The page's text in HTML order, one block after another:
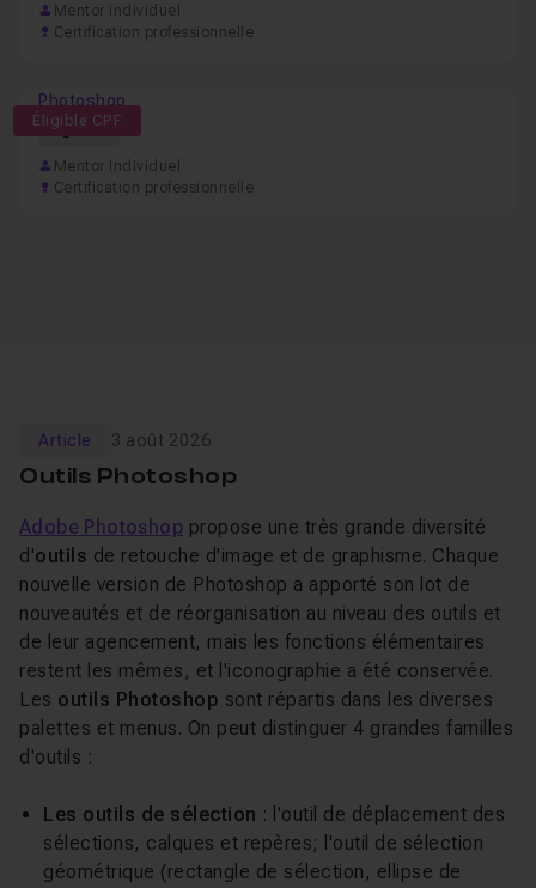
Mentor individuel
Certification professionnelle
Éligible CPF
Photoshop
57h
Mentor individuel
Certification professionnelle
Article 3 août 2026
Outils Photoshop
Adobe Photoshop propose une très grande diversité
d'outils de retouche d'image et de graphisme. Chaque
nouvelle version de Photoshop a apporté son lot de
nouveautés et de réorganisation au niveau des outils et
de leur agencement, mais les fonctions élémentaires
restent les mêmes, et l'iconographie a été conservée.
Les outils Photoshop sont répartis dans les diverses
palettes et menus. On peut distinguer 4 grandes familles
d'outils :
Les outils de sélection : l'outil de déplacement des
sélections, calques et repères; l'outil de sélection
géométrique (rectangle de sélection, ellipse de